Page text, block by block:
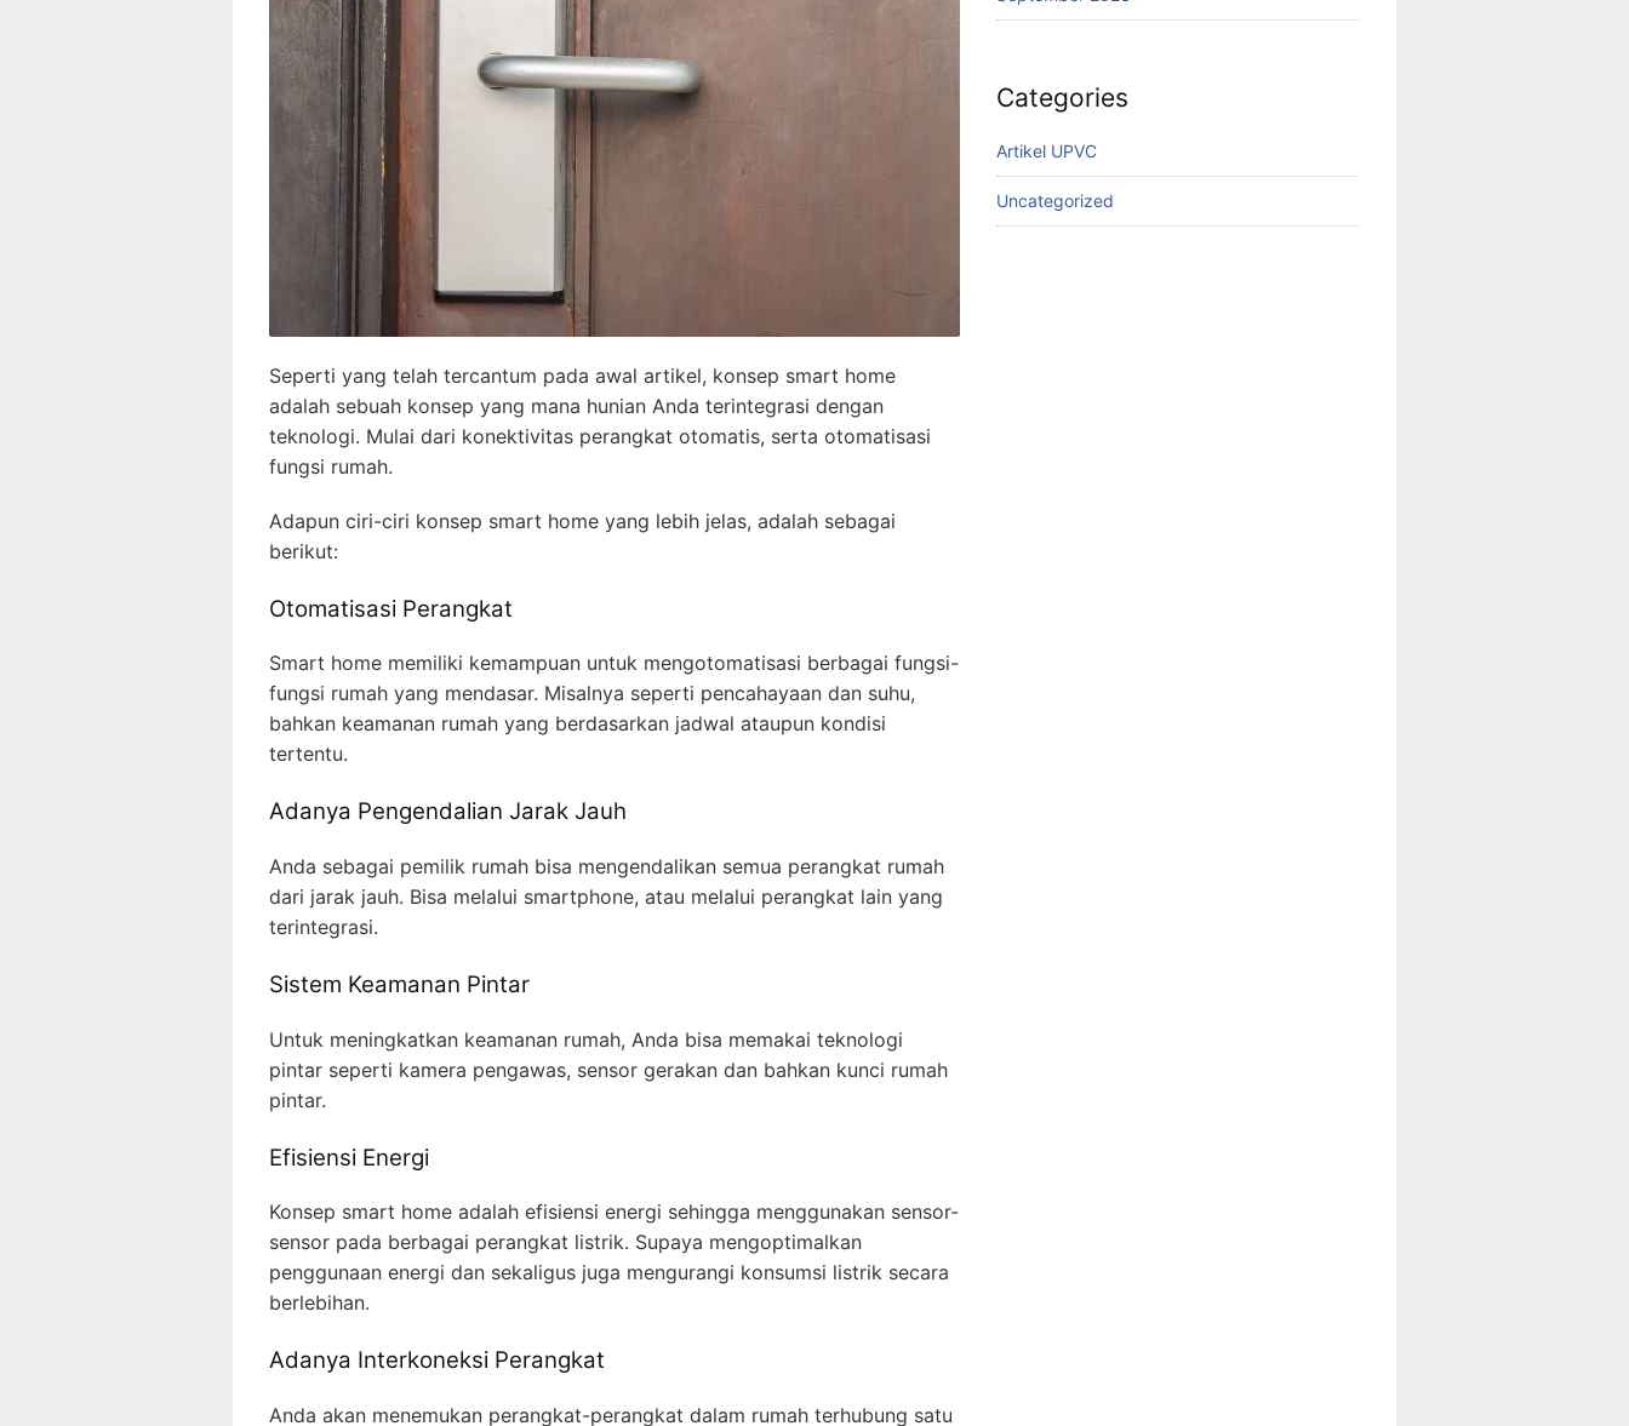
Seperti yang telah tercantum pada awal artikel, konsep smart home
adalah sebuah konsep yang mana hunian Anda terintegrasi dengan
teknologi. Mulai dari konektivitas perangkat otomatis, serta otomatisasi
fungsi rumah.
Adapun ciri-ciri konsep smart home yang lebih jelas, adalah sebagai
berikut:
Otomatisasi Perangkat
Smart home memiliki kemampuan untuk mengotomatisasi berbagai fungsi-
fungsi rumah yang mendasar. Misalnya seperti pencahayaan dan suhu,
bahkan keamanan rumah yang berdasarkan jadwal ataupun kondisi
tertentu.
Adanya Pengendalian Jarak Jauh
Anda sebagai pemilik rumah bisa mengendalikan semua perangkat rumah
dari jarak jauh. Bisa melalui smartphone, atau melalui perangkat lain yang
terintegrasi.
Sistem Keamanan Pintar
Untuk meningkatkan keamanan rumah, Anda bisa memakai teknologi
pintar seperti kamera pengawas, sensor gerakan dan bahkan kunci rumah
pintar.
Efisiensi Energi
Konsep smart home adalah efisiensi energi sehingga menggunakan sensor-
sensor pada berbagai perangkat listrik. Supaya mengoptimalkan
penggunaan energi dan sekaligus juga mengurangi konsumsi listrik secara
berlebihan.
Adanya Interkoneksi Perangkat
Anda akan menemukan perangkat-perangkat dalam rumah terhubung satu
Categories
Artikel UPVC
Uncategorized